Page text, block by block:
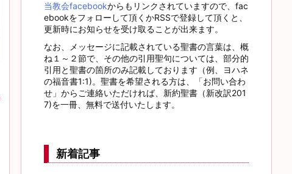
当教会facebookからもリンクされていますので、fac
ebookをフォローして頂くかRSSで登録して頂くと、
更新時にお知らせを受け取ることが出来ます。
なお、メッセージに記載されている聖書の言葉は、概
ね１～２節で、その他の引用聖句については、部分的
引用と聖書の箇所のみ記載しております（例、ヨハネ
の福音書1:1)。聖書を希望される方は、「お問い合わ
せ」からご連絡いただければ、新約聖書（新改訳201
7)を一冊、無料で送付いたします。
新着記事